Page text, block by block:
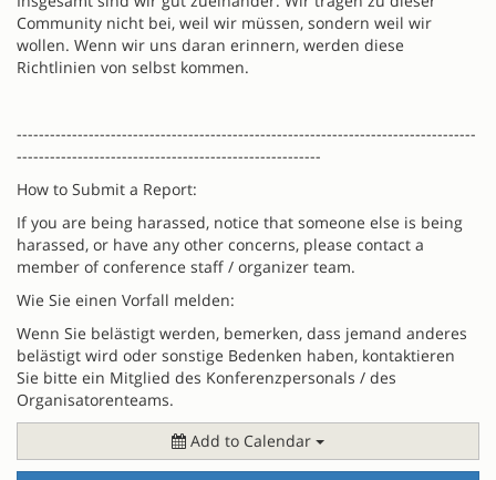
Community nicht bei, weil wir müssen, sondern weil wir
wollen. Wenn wir uns daran erinnern, werden diese
Richtlinien von selbst kommen.
-----------------------------------------------------------------------------------
-------------------------------------------------------
How to Submit a Report:
If you are being harassed, notice that someone else is being
harassed, or have any other concerns, please contact a
member of conference staff / organizer team.
Wie Sie einen Vorfall melden:
Wenn Sie belästigt werden, bemerken, dass jemand anderes
belästigt wird oder sonstige Bedenken haben, kontaktieren
Sie bitte ein Mitglied des Konferenzpersonals / des
Organisatorenteams.
Add to Calendar